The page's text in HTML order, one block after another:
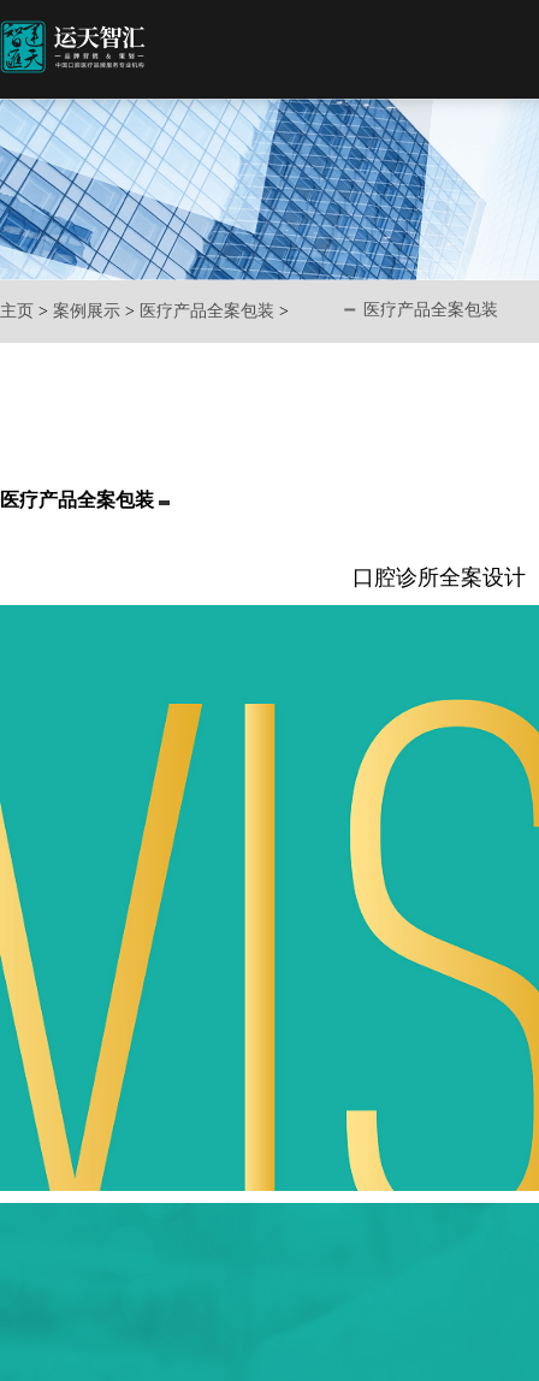
主页 > 案例展示 > 医疗产品全案包装 > 医疗产品全案包装
医疗产品全案包装
口腔诊所全案设计